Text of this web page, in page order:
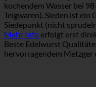
kochendem Wasser bei 98
Teigwaren). Sieden ist ein
Siedepunkt (nicht
Mehr Info erfolgt erst
Beste Edelwurst
hervorragendem Metzger